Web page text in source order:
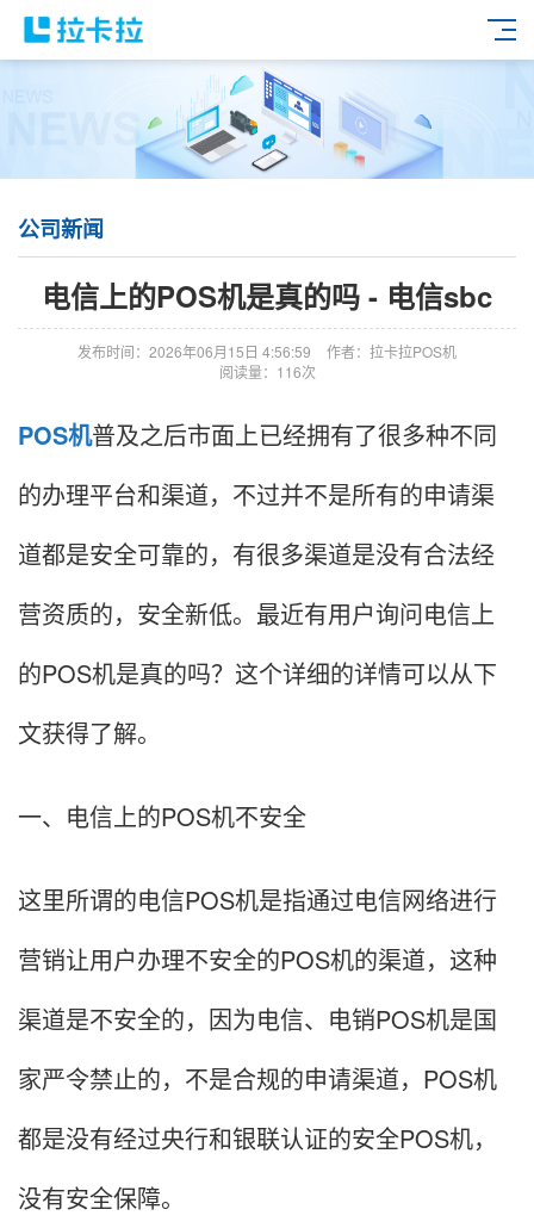
公司新闻
电信上的POS机是真的吗 - 电信sbc
发布时间：2026年06月15日 4:56:59
作者：拉卡拉POS机
阅读量：116次
POS机普及之后市面上已经拥有了很多种不同
的办理平台和渠道，不过并不是所有的申请渠
道都是安全可靠的，有很多渠道是没有合法经
营资质的，安全新低。最近有用户询问电信上
的POS机是真的吗？这个详细的详情可以从下
文获得了解。
一、电信上的POS机不安全
这里所谓的电信POS机是指通过电信网络进行
营销让用户办理不安全的POS机的渠道，这种
渠道是不安全的，因为电信、电销POS机是国
家严令禁止的，不是合规的申请渠道，POS机
都是没有经过央行和银联认证的安全POS机，
没有安全保障。